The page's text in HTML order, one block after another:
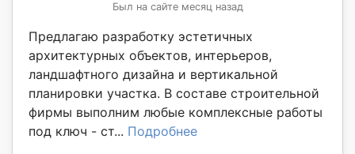
Был на сайте месяц назад
Предлагаю разработку эстетичных
архитектурных объектов, интерьеров,
ландшафтного дизайна и вертикальной
планировки участка. В составе строительной
фирмы выполним любые комплексные работы
под ключ - ст... Подробнее